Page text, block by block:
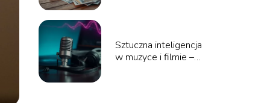
Sztuczna inteligencja
w muzyce i filmie –